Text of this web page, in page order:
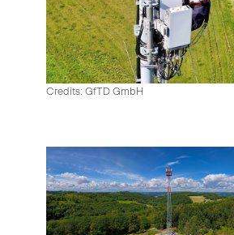
Credits: GfTD GmbH